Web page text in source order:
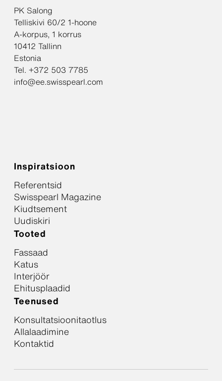
PK Salong
Telliskivi 60/2 1-hoone
A-korpus, 1 korrus
10412 Tallinn
Estonia
Tel. +372 503 7785
info@ee.swisspearl.com
Inspiratsioon
Referentsid
Swisspearl Magazine
Kiudtsement
Uudiskiri
Tooted
Fassaad
Katus
Interjöör
Ehitusplaadid
Teenused
Konsultatsioonitaotlus
Allalaadimine
Kontaktid